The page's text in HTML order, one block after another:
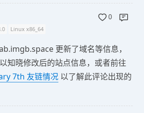
0
Linux x86_64
更新了域名等信息，
以知晓修改后的站点信息，或者前往
7th 友链情况以了解此评论出现的